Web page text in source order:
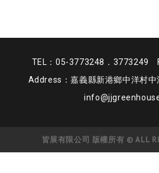
TEL：05-3773248．3773249
Address：嘉義縣新港鄉中洋村
皆展有限公司 版權所有 © ALL